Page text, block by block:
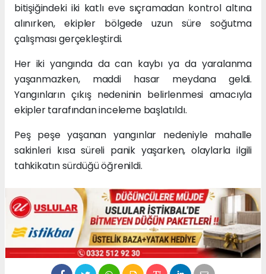
bitişiğindeki iki katlı eve sıçramadan kontrol altına
alınırken, ekipler bölgede uzun süre soğutma
çalışması gerçekleştirdi.
Her iki yangında da can kaybı ya da yaralanma
yaşanmazken, maddi hasar meydana geldi.
Yangınların çıkış nedeninin belirlenmesi amacıyla
ekipler tarafından inceleme başlatıldı.
Peş peşe yaşanan yangınlar nedeniyle mahalle
sakinleri kısa süreli panik yaşarken, olaylarla ilgili
tahkikatın sürdüğü öğrenildi.